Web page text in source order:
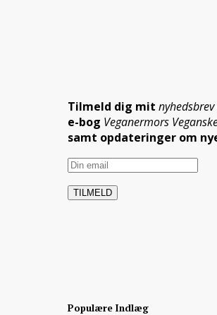
Tilmeld dig mit nyhedsbrev
e-bog Veganermors
samt opdateringer om
Populære Indlæg